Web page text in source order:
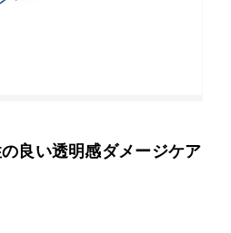
良い透明感ダメージケア